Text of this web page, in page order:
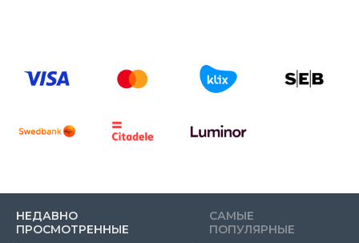
НЕДАВНО
ПРОСМОТРЕННЫЕ
САМЫЕ
ПОПУЛЯРНЫЕ